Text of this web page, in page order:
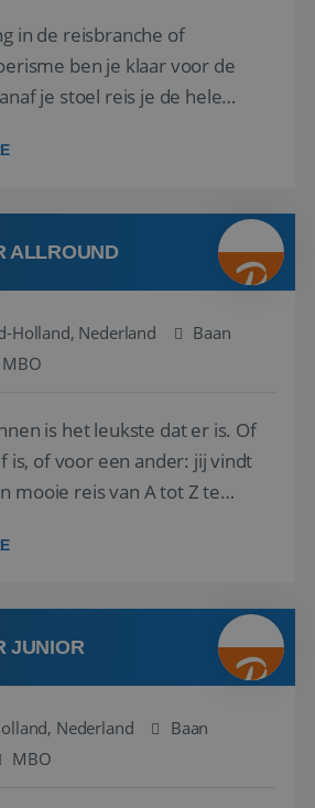
in de reisbranche of
ben je klaar voor de
je stoel reis je de hele
je klant en wat er in de
om die droomreis te
ALLROUND
Holland, Nederland
Baan
MBO
is het leukste dat er is. Of
is, of voor een ander: jij vindt
mooie reis van A tot Z te
meest prachtige plekjes op
gaat om vragen ...
JUNIOR
Nederland
Baan
MBO